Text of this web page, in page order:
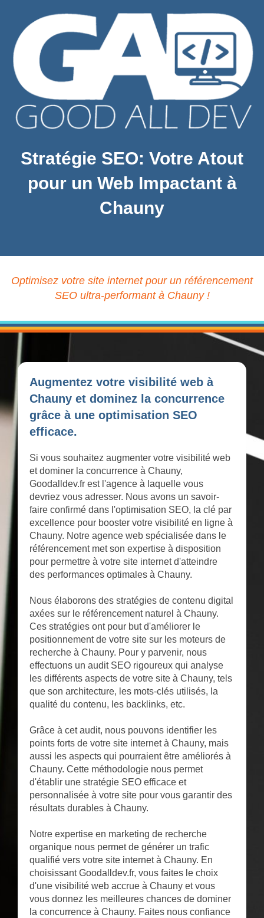
Stratégie SEO: Votre Atout
pour un Web Impactant à
Chauny
Optimisez votre site internet pour un référencement
SEO ultra-performant à Chauny !
Augmentez votre visibilité web à
Chauny et dominez la concurrence
grâce à une optimisation SEO
efficace.
Si vous souhaitez augmenter votre visibilité web
et dominer la concurrence à Chauny,
Goodalldev.fr est l'agence à laquelle vous
devriez vous adresser. Nous avons un savoir-
faire confirmé dans l'optimisation SEO, la clé par
excellence pour booster votre visibilité en ligne à
Chauny. Notre agence web spécialisée dans le
référencement met son expertise à disposition
pour permettre à votre site internet d'atteindre
des performances optimales à Chauny.
Nous élaborons des stratégies de contenu digital
axées sur le référencement naturel à Chauny.
Ces stratégies ont pour but d'améliorer le
positionnement de votre site sur les moteurs de
recherche à Chauny. Pour y parvenir, nous
effectuons un audit SEO rigoureux qui analyse
les différents aspects de votre site à Chauny, tels
que son architecture, les mots-clés utilisés, la
qualité du contenu, les backlinks, etc.
Grâce à cet audit, nous pouvons identifier les
points forts de votre site internet à Chauny, mais
aussi les aspects qui pourraient être améliorés à
Chauny. Cette méthodologie nous permet
d'établir une stratégie SEO efficace et
personnalisée à votre site pour vous garantir des
résultats durables à Chauny.
Notre expertise en marketing de recherche
organique nous permet de générer un trafic
qualifié vers votre site internet à Chauny. En
choisissant Goodalldev.fr, vous faites le choix
d'une visibilité web accrue à Chauny et vous
vous donnez les meilleures chances de dominer
la concurrence à Chauny. Faites nous confiance